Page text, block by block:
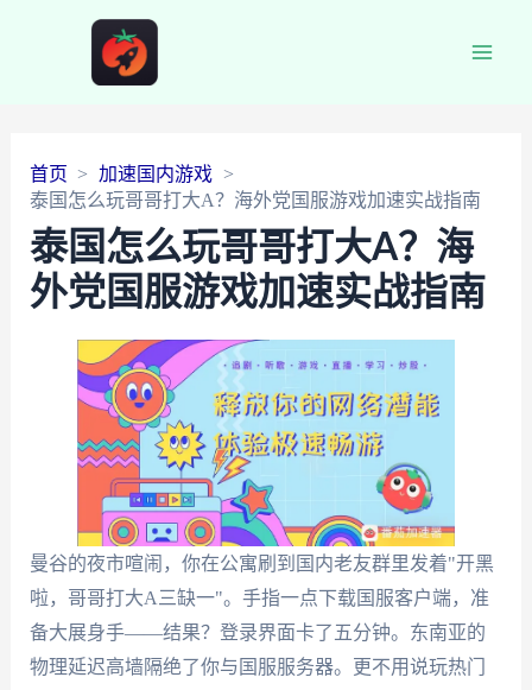
首页
加速国内游戏
泰国怎么玩哥哥打大A？海外党国服游戏加速实战指南
泰国怎么玩哥哥打大A？海
外党国服游戏加速实战指南
曼谷的夜市喧闹，你在公寓刷到国内老友群里发着"开黑
啦，哥哥打大A三缺一"。手指一点下载国服客户端，准
备大展身手——结果？登录界面卡了五分钟。东南亚的
物理延迟高墙隔绝了你与国服服务器。更不用说玩热门